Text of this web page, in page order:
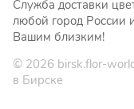
Служба доставки
любой город России
Вашим близким!
© 2026 birsk.flor-
в Бирске